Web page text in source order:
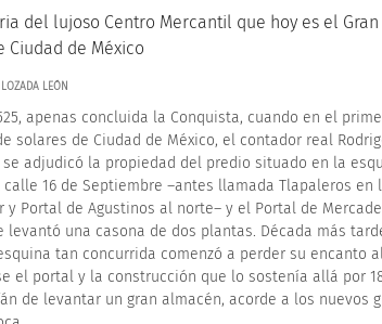
del lujoso Centro Mercantil que hoy es el Gran
Ciudad de México
LEÓN
apenas concluida la Conquista, cuando en el
solares de Ciudad de México, el contador real
se adjudicó la propiedad del predio situado en la
16 de Septiembre –antes llamada Tlapaleros en
y Portal de Agustinos al norte– y el Portal de
levantó una casona de dos plantas. Década más
tan concurrida comenzó a perder su encanto
el portal y la construcción que lo sostenía allá por
de levantar un gran almacén, acorde a los nuevos